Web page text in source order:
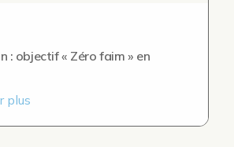
: objectif « Zéro faim » en
plus